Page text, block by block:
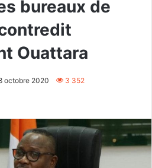
bureaux de
Ouattara
octobre 2020 3 352